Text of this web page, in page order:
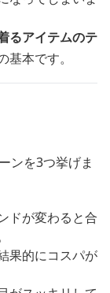
るアイテムのテ
基本です。
ンを3つ挙げま
ドが変わると合
果的にコスパが